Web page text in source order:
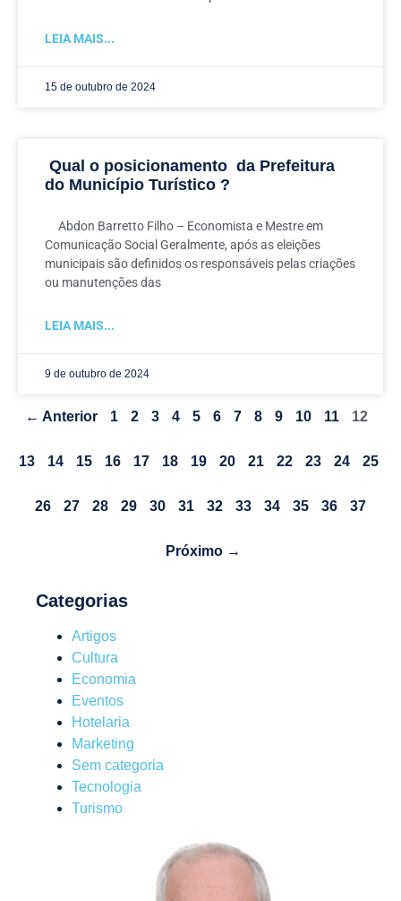
LEIA MAIS...
15 de outubro de 2024
Qual o posicionamento da Prefeitura
do Município Turístico ?
Abdon Barretto Filho – Economista e Mestre em
Comunicação Social Geralmente, após as eleições
municipais são definidos os responsáveis pelas criações
ou manutenções das
LEIA MAIS...
9 de outubro de 2024
← Anterior 1 2 3 4 5 6 7 8 9 10 11 12
13 14 15 16 17 18 19 20 21 22 23 24 25
26 27 28 29 30 31 32 33 34 35 36 37
Próximo →
Categorias
Artigos
Cultura
Economia
Eventos
Hotelaria
Marketing
Sem categoria
Tecnologia
Turismo